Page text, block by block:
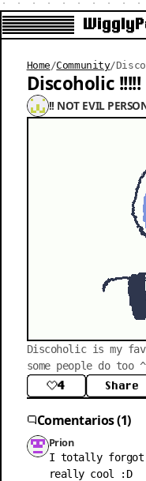
Home /Community/
Discoholic !!!!!
!! NOT EVIL
Discoholic is my
some people do too
4 Share
Comentarios (1)
Prion
I totally forgot
really cool :D